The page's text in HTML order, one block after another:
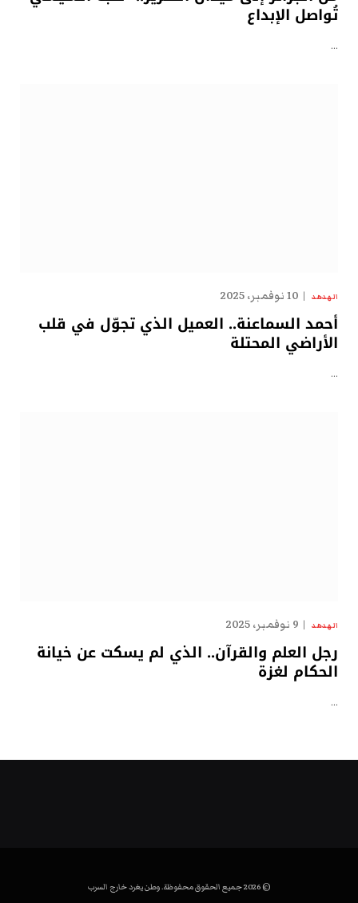
تُواصل الإبداع
…
الهدهد 10 نوفمبر، 2025
أحمد السماعنة.. العميل الذي تجوّل في قلب
الأراضي المحتلة
…
الهدهد 9 نوفمبر، 2025
رجل العلم والقرآن.. الذي لم يسكت عن خيانة
الحكام لغزة
…
© 2026 جميع الحقوق محفوظة. وطن يغرد خارج السرب